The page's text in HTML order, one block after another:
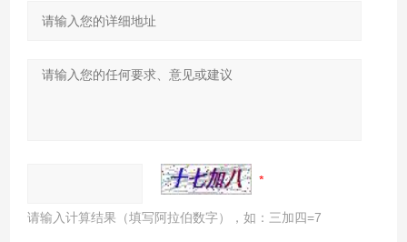
请输入计算结果（填写阿拉伯数字），如：三加四=7